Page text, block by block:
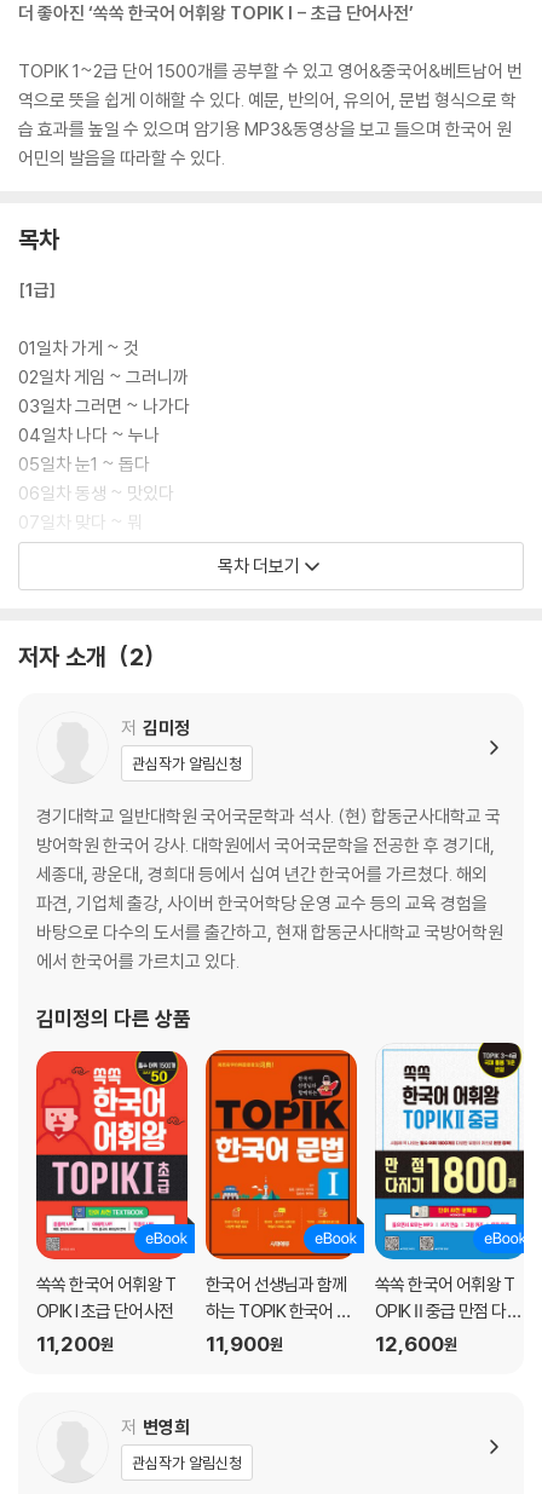
더 좋아진 ‘쏙쏙 한국어 어휘왕 TOPIK I - 초급 단어사전’
TOPIK 1~2급 단어 1500개를 공부할 수 있고 영어&중국어&베트남어 번
역으로 뜻을 쉽게 이해할 수 있다. 예문, 반의어, 유의어, 문법 형식으로 학
습 효과를 높일 수 있으며 암기용 MP3&동영상을 보고 들으며 한국어 원
어민의 발음을 따라할 수 있다.
목차
[1급]
01일차 가게 ~ 것
02일차 게임 ~ 그러니까
03일차 그러면 ~ 나가다
04일차 나다 ~ 누나
05일차 눈1 ~ 돕다
06일차 동생 ~ 맛있다
07일차 맞다 ~ 뭐
08일차 미안하다 ~ 별로
12일차 아내 ~ 어느
14일차 영화 ~ 운동화
15일차 운전 ~ 읽다
16일차 입 ~ 전화번호
17일차 점심 ~ 지난해
18일차 지내다 ~ 치마
19일차 친구 ~ 편지
20일차 표 ~ 힘들다
[2급]
21일차 가끔 ~ 건너가다
23일차 공짜 ~ 그날
24일차 그냥 ~ 긴장
25일차 길이 ~ 남녀
26일차 남다 ~ 느리다
27일차 늘 ~ 도로
28일차 도시 ~ 똑똑하다
29일차 똑바로 ~ 멈추다
30일차 메다 ~ 미끄러지다
31일차 미래 ~ 방송국
32일차 방향 ~ 부분
35일차 서쪽 ~ 소파
36일차 소포 ~ 시간표
37일차 시계 ~ 쓰다
목차 더보기
저자 소개 2
저 김미정
관심작가 알림신청
경기대학교 일반대학원 국어국문학과 석사. (현) 합동군사대학교 국
방어학원 한국어 강사. 대학원에서 국어국문학을 전공한 후 경기대,
세종대, 광운대, 경희대 등에서 십여 년간 한국어를 가르쳤다. 해외
파견, 기업체 출강, 사이버 한국어학당 운영 교수 등의 교육 경험을
바탕으로 다수의 도서를 출간하고, 현재 합동군사대학교 국방어학원
에서 한국어를 가르치고 있다.
김미정의 다른 상품
쏙쏙 한국어 어휘왕 T
OPIK I 초급 단어사전
11,200원
한국어 선생님과 함께
하는 TOPIK 한국어 문
법 I
11,900원
쏙쏙 한국어 어휘왕 T
OPIK Ⅱ 중급 만점 다지
기 1800제 단어 사전
12,600원
저 변영희
관심작가 알림신청